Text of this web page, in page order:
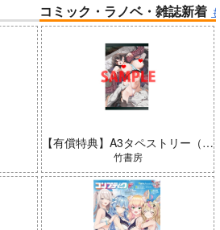
ふかふかダンジョン攻略記 19
アイドルマスター ミリオンラ
イブ！
コミック・ラノベ・雑誌新着
【有償特典】A3タペストリー（ガールズゾンビパーティー 5）
竹書房